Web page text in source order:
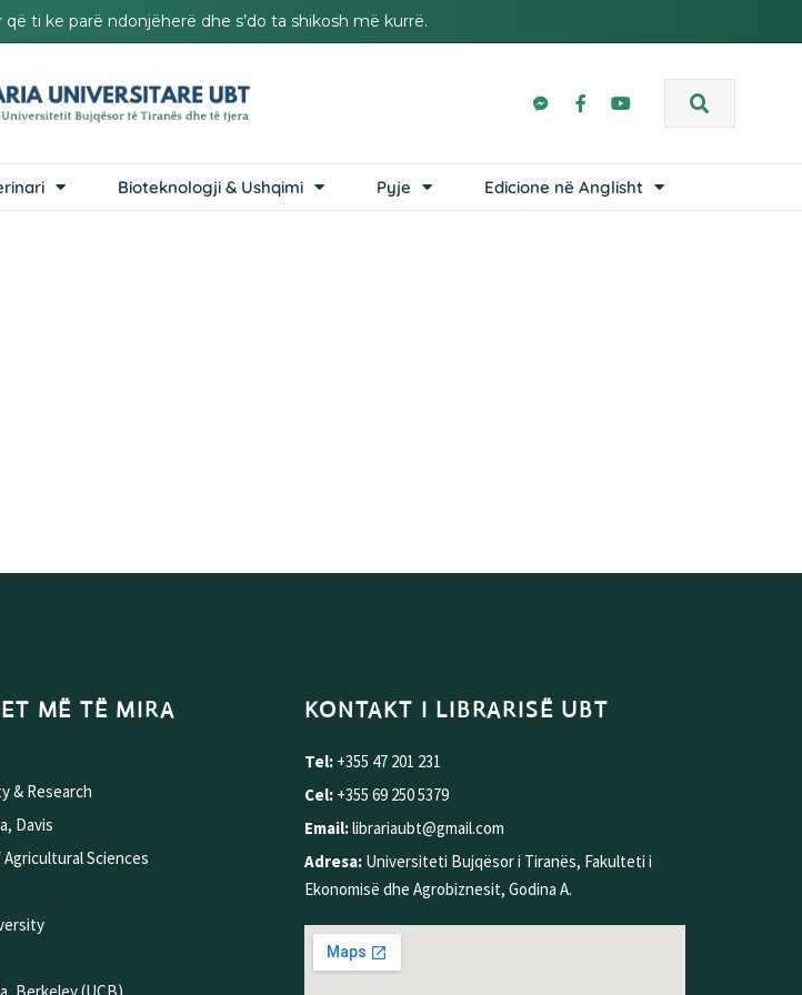
ti ke parë ndonjëherë dhe s’do ta shikosh më kurrë.
Bioteknologji & Ushqimi Pyje Edicione në Anglisht
MË TË MIRA
& Research
Davis
Sciences
KONTAKT I LIBRARISË UBT
Tel: +355 47 201 231
Cel: +355 69 250 5379
Email:librariaubt@gmail.com
Adresa: Universiteti Bujqësor i Tiranës, Fakulteti i
Ekonomisë dhe Agrobiznesit, Godina A.